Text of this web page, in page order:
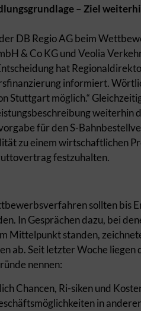
– Ziel
DB Regio AG beim
& Co KG und Veolia
hat
informiert.
Stuttgart möglich.“
weiterhin
für den S-
zu einem wirtschaftlichen
festzuhalten.
sollten bis
In Gesprächen dazu, bei
Mittelpunkt standen,
ab. Seit letzter Woche
nennen:
Chancen, Ri-siken und
in